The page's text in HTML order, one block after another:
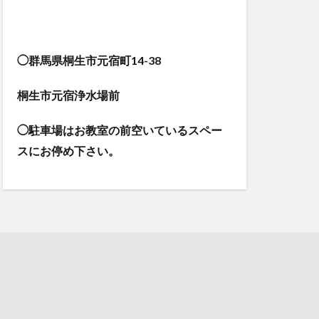
◯群馬県桐生市元宿町14-38
桐生市元宿浄水場前
◯駐車場はお教室の前空いているスペー
スにお停め下さい。